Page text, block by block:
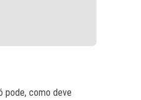
pode, como deve